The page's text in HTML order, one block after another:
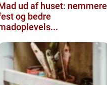
ud af huset: nemmere
og bedre